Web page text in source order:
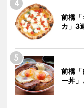
前橋「
カ」3
前橋
ー丼